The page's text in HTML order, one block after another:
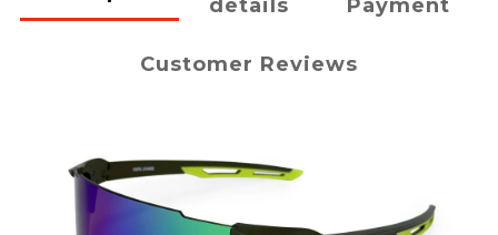
details
Payment
Customer Reviews